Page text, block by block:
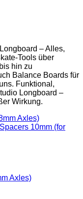
– Alles,
Tools über
hin zu
Balance Boards für
Funktional,
Longboard –
Wirkung.
Axles)